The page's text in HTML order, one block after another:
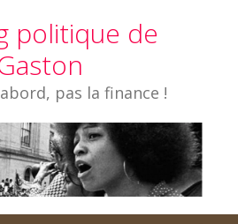
politique de
pas la finance !